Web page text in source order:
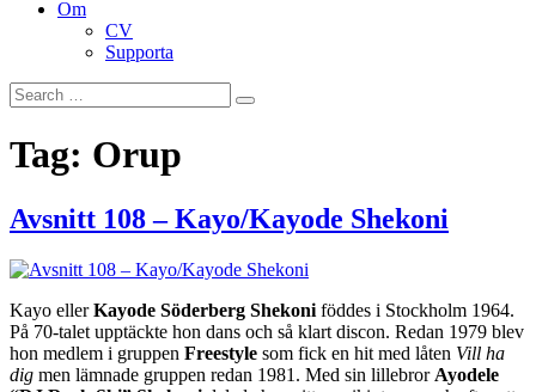
Om
CV
Supporta
Search
for:
Search
Tag: Orup
Avsnitt 108 – Kayo/Kayode Shekoni
Kayo ellerKayode Söderberg Shekoni föddes i Stockholm 1964.
På 70-talet upptäckte hon dans och så klart discon. Redan 1979 blev
hon medlem i gruppen Freestyle som fick en hit med låten Vill ha
dig men lämnade gruppen redan 1981. Med sin lillebror Ayodele